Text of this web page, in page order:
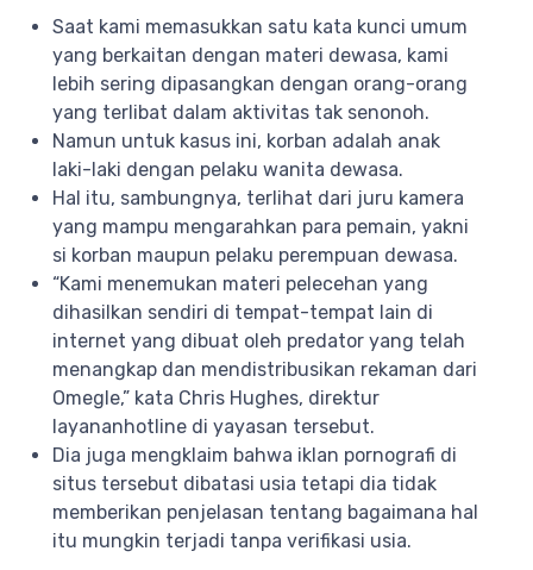
Saat kami memasukkan satu kata kunci umum
yang berkaitan dengan materi dewasa, kami
lebih sering dipasangkan dengan orang-orang
yang terlibat dalam aktivitas tak senonoh.
Namun untuk kasus ini, korban adalah anak
laki-laki dengan pelaku wanita dewasa.
Hal itu, sambungnya, terlihat dari juru kamera
yang mampu mengarahkan para pemain, yakni
si korban maupun pelaku perempuan dewasa.
“Kami menemukan materi pelecehan yang
dihasilkan sendiri di tempat-tempat lain di
internet yang dibuat oleh predator yang telah
menangkap dan mendistribusikan rekaman dari
Omegle,” kata Chris Hughes, direktur
layananhotline di yayasan tersebut.
Dia juga mengklaim bahwa iklan pornografi di
situs tersebut dibatasi usia tetapi dia tidak
memberikan penjelasan tentang bagaimana hal
itu mungkin terjadi tanpa verifikasi usia.